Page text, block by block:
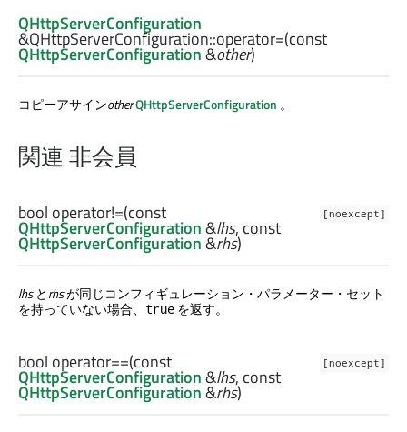
QHttpServerConfiguration
&QHttpServerConfiguration::operator=(const
QHttpServerConfiguration&other)
コピーアサインotherQHttpServerConfiguration 。
関連 非会員
[noexcept]
bool operator!=(const
QHttpServerConfiguration&lhs, const
QHttpServerConfiguration&rhs)
lhsとrhsが同じコンフィギュレーション・パラメーター・セット
を持っていない場合、 true を返す。
[noexcept]
bool operator==(const
QHttpServerConfiguration&lhs, const
QHttpServerConfiguration&rhs)